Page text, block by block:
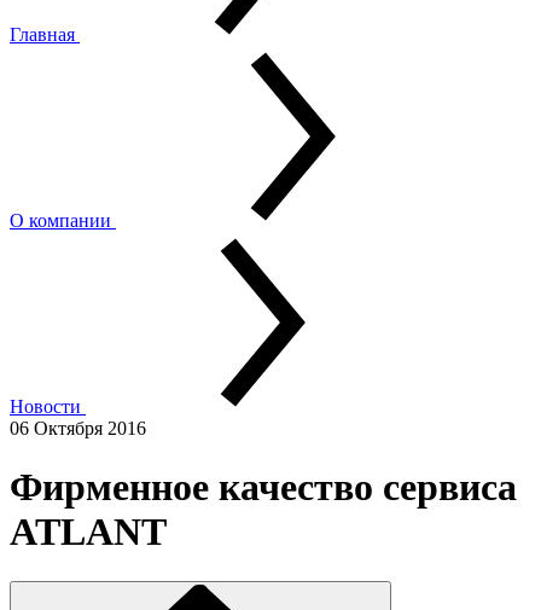
Главная
О компании
Новости
06 Октября 2016
Фирменное качество сервиса
ATLANT